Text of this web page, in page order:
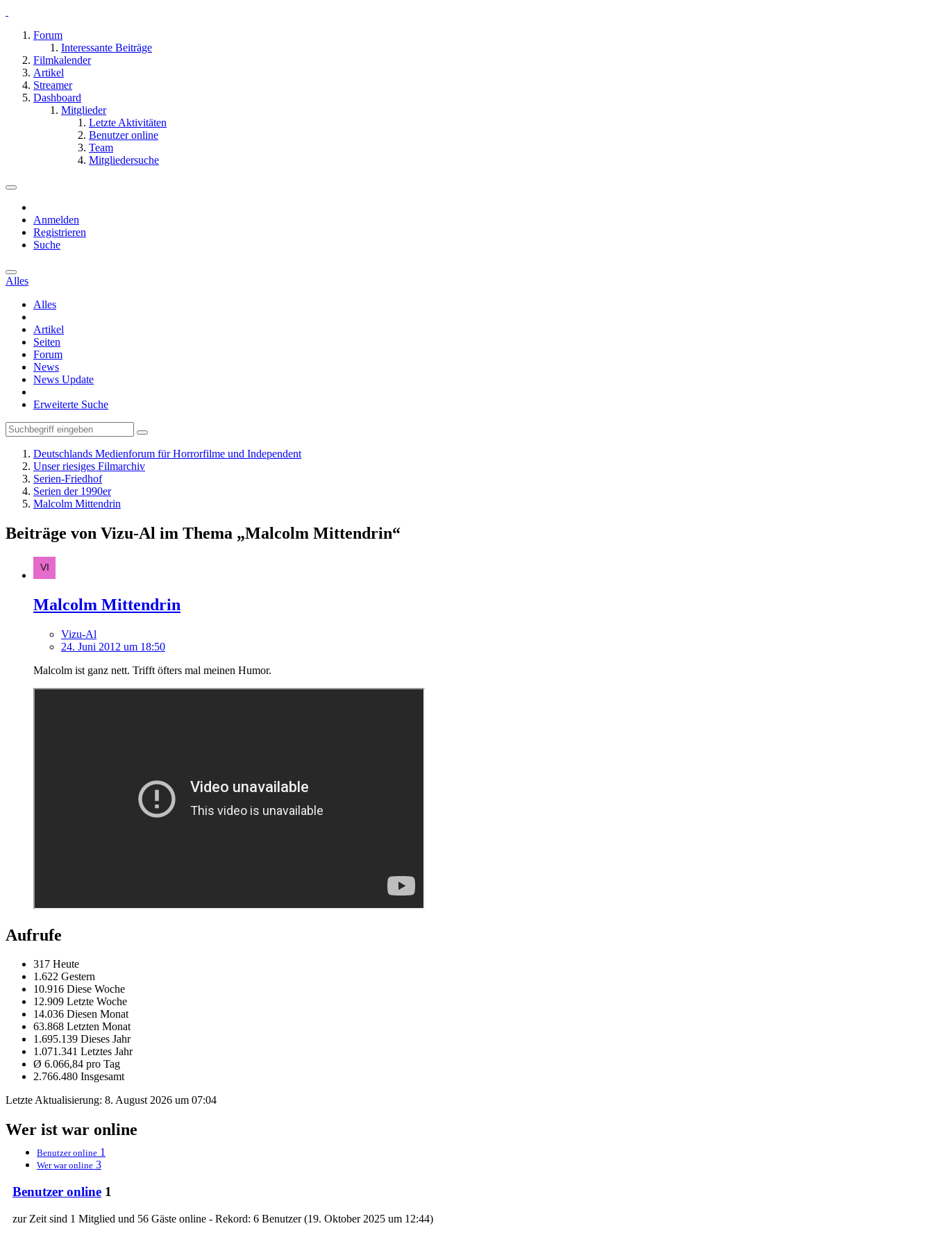
Forum
Interessante Beiträge
Filmkalender
Artikel
Streamer
Dashboard
Mitglieder
Letzte Aktivitäten
Benutzer online
Team
Mitgliedersuche
Anmelden
Registrieren
Suche
Alles
Alles
Artikel
Seiten
Forum
News
News Update
Erweiterte Suche
Deutschlands Medienforum für Horrorfilme und Independent
Unser riesiges Filmarchiv
Serien-Friedhof
Serien der 1990er
Malcolm Mittendrin
Beiträge von Vizu-Al im Thema „Malcolm Mittendrin“
Malcolm Mittendrin
Vizu-Al
24. Juni 2012 um 18:50
Malcolm ist ganz nett. Trifft öfters mal meinen Humor.
Aufrufe
317 Heute
1.622 Gestern
10.916 Diese Woche
12.909 Letzte Woche
14.036 Diesen Monat
63.868 Letzten Monat
1.695.139 Dieses Jahr
1.071.341 Letztes Jahr
Ø 6.066,84 pro Tag
2.766.480 Insgesamt
Letzte Aktualisierung: 8. August 2026 um 07:04
Wer ist war online
Benutzer online 1
Wer war online 3
Benutzer online 1
zur Zeit sind 1 Mitglied und 56 Gäste online - Rekord: 6 Benutzer (19. Oktober 2025 um 12:44)